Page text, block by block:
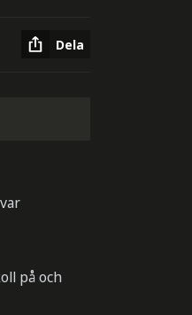
Dela
på och